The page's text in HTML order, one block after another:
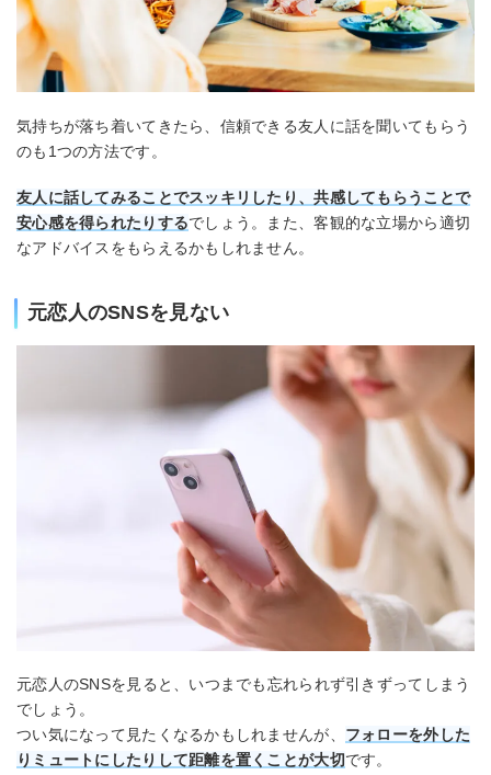
気持ちが落ち着いてきたら、信頼できる友人に話を聞いてもらう
のも1つの方法です。
友人に話してみることでスッキリしたり、共感してもらうことで
安心感を得られたりするでしょう。また、客観的な立場から適切
なアドバイスをもらえるかもしれません。
元恋人のSNSを見ない
元恋人のSNSを見ると、いつまでも忘れられず引きずってしまう
でしょう。
つい気になって見たくなるかもしれませんが、 フォローを外した
りミュートにしたりして距離を置くことが大切です。